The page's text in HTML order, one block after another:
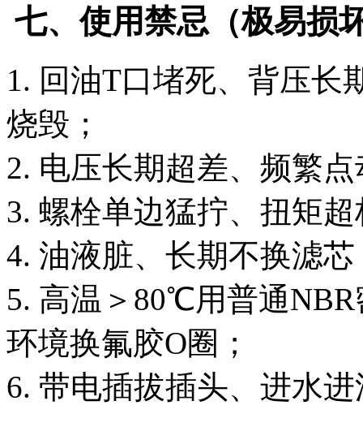
七、使用禁忌（极易损
1. 回油T口堵死、背压长
烧毁；
2. 电压长期超差、频繁
3. 螺栓单边猛拧、扭矩
4. 油液脏、长期不换滤
5. 高温＞80℃用普通
环境换氟胶O圈；
6. 带电插拔插头、进水